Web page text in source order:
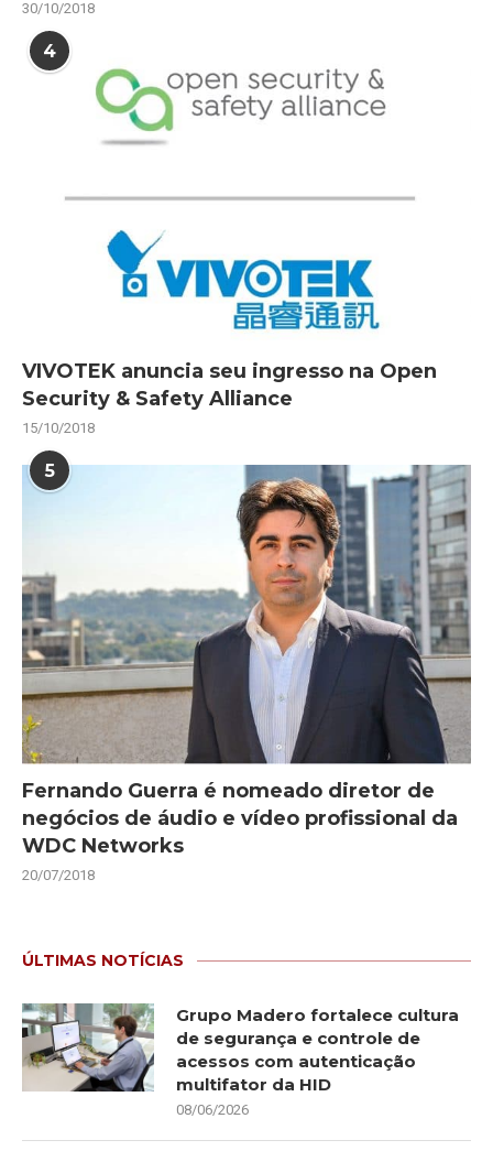
30/10/2018
4
VIVOTEK anuncia seu ingresso na Open
Security & Safety Alliance
15/10/2018
5
Fernando Guerra é nomeado diretor de
negócios de áudio e vídeo profissional da
WDC Networks
20/07/2018
ÚLTIMAS NOTÍCIAS
Grupo Madero fortalece cultura
de segurança e controle de
acessos com autenticação
multifator da HID
08/06/2026